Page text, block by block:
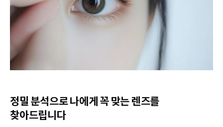
정밀 분석으로 나에게 꼭 맞는 렌즈를
찾아드립니다